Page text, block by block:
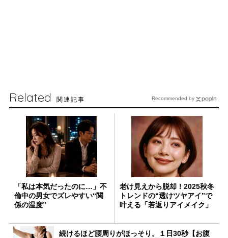
Related 関連記事
「私は本気だったのに…」不
倫中の男女でズレやすい“関
係の温度”
老け見えから脱却！2025秋冬
トレンドの“透けツヤアイ”で
叶える「若返りアイメイク」
続けるほど腰周りがほっそり。１日30秒【お腹
Recommended by